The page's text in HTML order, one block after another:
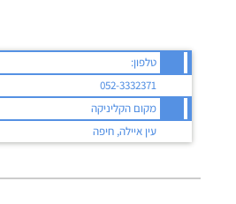
טלפון:
052-3332371
מקום הקליניקה
עין איילה, חיפה